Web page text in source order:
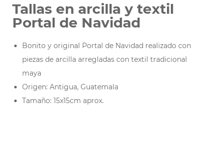
Tallas en arcilla y textil
Portal de Navidad
Bonito y original Portal de Navidad realizado con
piezas de arcilla arregladas con textil tradicional
maya
Origen: Antigua, Guatemala
Tamaño: 15x15cm aprox.